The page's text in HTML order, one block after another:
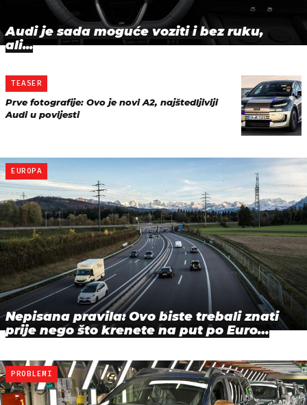
Audi je sada moguće voziti i bez ruku,
ali...
TEASER
Prve fotografije: Ovo je novi A2, najštedljiviji
Audi u povijesti
EUROPA
Nepisana pravila: Ovo biste trebali znati
prije nego što krenete na put po Euro…
PROBLEMI